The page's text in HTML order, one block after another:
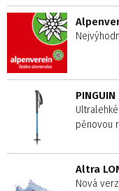
PINGUIN
pěnovou
Altra
Nová